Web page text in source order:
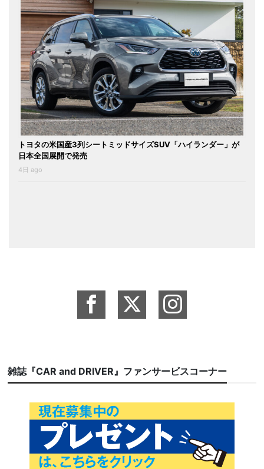
トヨタの米国産3列シートミッドサイズSUV「ハイランダー」が
日本全国展開で発売
4日 ago
雑誌『CAR and DRIVER』ファンサービスコーナー